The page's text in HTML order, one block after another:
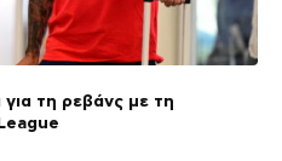
τη ρεβάνς με τη